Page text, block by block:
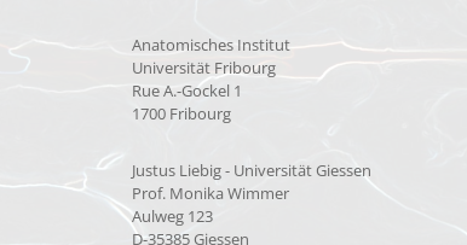
Anatomisches Institut
Universität Fribourg
Rue A.-Gockel 1
1700 Fribourg
Justus Liebig - Universität Giessen
Prof. Monika Wimmer
Aulweg 123
D-35385 Giessen